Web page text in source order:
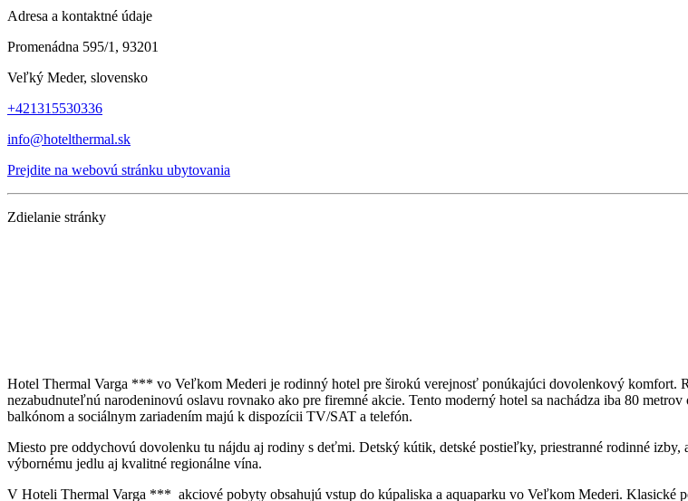
Adresa a kontaktné údaje
Promenádna 595/1, 93201
Veľký Meder, slovensko
+421315530336
info@hotelthermal.sk
Prejdite na webovú stránku ubytovania
Zdielanie stránky
Hotel Thermal Varga *** vo Veľkom Mederi je rodinný hotel pre širokú verejnosť ponúkajúci dovolenkový komfort.
nezabudnuteľnú narodeninovú oslavu rovnako ako pre firemné akcie. Tento moderný hotel sa nachádza iba 80
balkónom a sociálnym zariadením majú k dispozícii TV/SAT a telefón.
Miesto pre oddychovú dovolenku tu nájdu aj rodiny s deťmi. Detský kútik, detské postieľky, priestranné rodinné
výbornému jedlu aj kvalitné regionálne vína.
V Hoteli Thermal Varga *** akciové pobyty obsahujú vstup do kúpaliska a aquaparku vo Veľkom Mederi. Klasické